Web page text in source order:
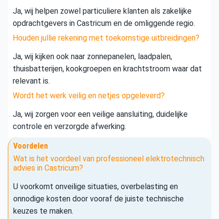
Ja, wij helpen zowel particuliere klanten als zakelijke
opdrachtgevers in Castricum en de omliggende regio.
Houden jullie rekening met toekomstige uitbreidingen?
Ja, wij kijken ook naar zonnepanelen, laadpalen,
thuisbatterijen, kookgroepen en krachtstroom waar dat
relevant is.
Wordt het werk veilig en netjes opgeleverd?
Ja, wij zorgen voor een veilige aansluiting, duidelijke
controle en verzorgde afwerking.
Voordelen
Wat is het voordeel van professioneel elektrotechnisch
advies in Castricum?
U voorkomt onveilige situaties, overbelasting en
onnodige kosten door vooraf de juiste technische
keuzes te maken.